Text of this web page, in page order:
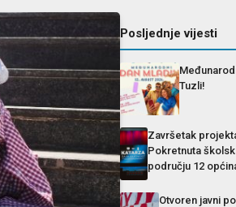
Posljednje vijesti
Tuzli!
Završetak
Pokretnuta
području 12
Otvoren javni